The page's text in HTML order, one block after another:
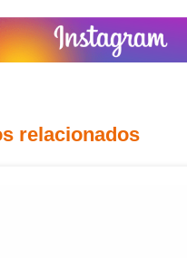
relacionados